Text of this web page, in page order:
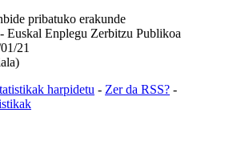
pribatuko erakunde
Euskal Enplegu Zerbitzu Publikoa
21
harpidetu - Zer da RSS? -